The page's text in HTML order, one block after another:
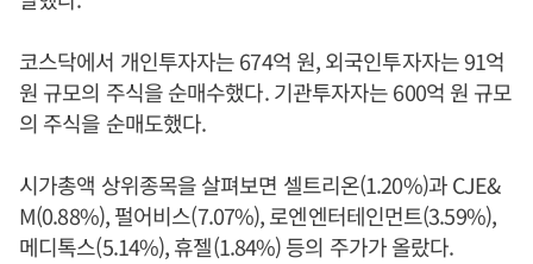
코스닥에서 개인투자자는 674억 원, 외국인투자자는 91억
원 규모의 주식을 순매수했다. 기관투자자는 600억 원 규모
의 주식을 순매도했다.
시가총액 상위종목을 살펴보면 셀트리온(1.20%)과 CJE&
M(0.88%), 펄어비스(7.07%), 로엔엔터테인먼트(3.59%),
메디톡스(5.14%), 휴젤(1.84%) 등의 주가가 올랐다.